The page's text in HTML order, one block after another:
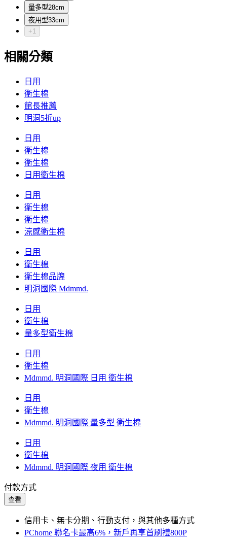
量多型28cm
夜用型33cm
+1
相關分類
日用
衛生棉
館長推薦
明洞5折up
日用
衛生棉
衛生棉
日用衛生棉
日用
衛生棉
衛生棉
涼感衛生棉
日用
衛生棉
衛生棉品牌
明洞國際 Mdmmd.
日用
衛生棉
量多型衛生棉
日用
衛生棉
Mdmmd. 明洞國際 日用 衛生棉
日用
衛生棉
Mdmmd. 明洞國際 量多型 衛生棉
日用
衛生棉
Mdmmd. 明洞國際 夜用 衛生棉
付款方式
查看
信用卡、無卡分期、行動支付，與其他多種方式
PChome 聯名卡最高6%，新戶再享首刷禮800P